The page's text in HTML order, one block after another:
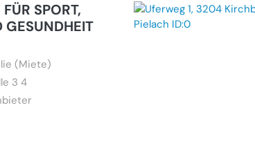
SPORT,
GESUNDHEIT
(Miete)
3 4